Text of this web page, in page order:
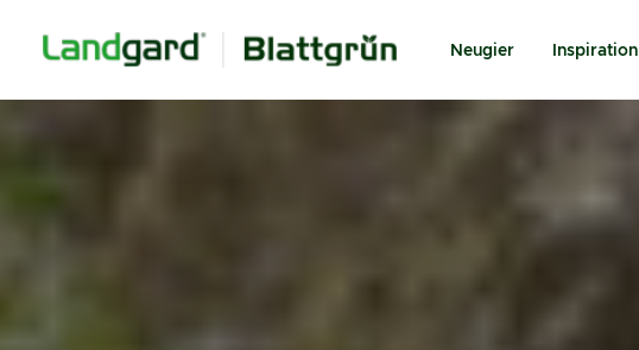
Neugier Inspiration